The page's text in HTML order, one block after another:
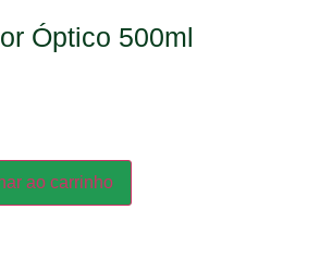
Óptico 500ml
ao carrinho